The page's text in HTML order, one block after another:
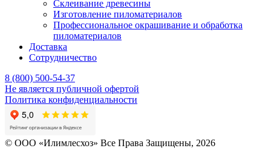
Склеивание древесины
Изготовление пиломатериалов
Профессиональное окрашивание и обработка
пиломатериалов
Доставка
Сотрудничество
8 (800) 500-54-37
Не является публичной офертой
Политика конфиденциальности
© OOO «Илимлесхоз» Все Права Защищены, 2026